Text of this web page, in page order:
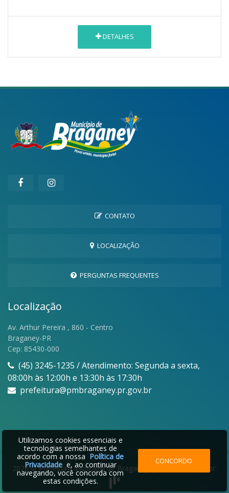
DETALHES
CONTATO
LOCALIZAÇÃO
PERGUNTAS FREQUENTES
Localização
Av. Arthur Pereira , 860 - Centro
Braganey-PR
Cep: 85430-000
(45) 3245-1235 / Atendimento: Segunda a sexta,
08:00h às 12:00h e 13:30h às 17:30h
prefeitura@pmbraganey.pr.gov.br
2026 © Prefeitura Municipal de Braganey | Desenvolvido por:
Utilizamos cookies essenciais e
tecnologias semelhantes de
acordo com a nossa Política de
Privacidadee, ao continuar
navegando, você concorda com
estas condições.
CONCORDO